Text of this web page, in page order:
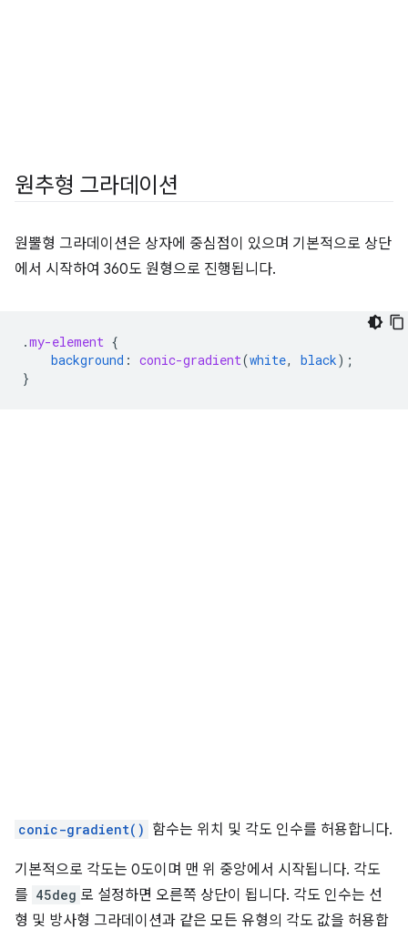
원추형 그라데이션
원뿔형 그라데이션은 상자에 중심점이 있으며 기본적으로 상단
에서 시작하여 360도 원형으로 진행됩니다.
.my-element {
background : conic-gradient(white, black);
}
conic-gradient() 함수는 위치 및 각도 인수를 허용합니다.
기본적으로 각도는 0도이며 맨 위 중앙에서 시작됩니다. 각도
를 45deg 로 설정하면 오른쪽 상단이 됩니다. 각도 인수는 선
형 및 방사형 그라데이션과 같은 모든 유형의 각도 값을 허용합